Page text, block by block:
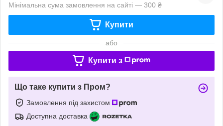
Мінімальна сума замовлення на сайті — 300 ₴
Купити
або
Купити з
Що таке купити з Пром?
Замовлення під захистом
Доступна доставка